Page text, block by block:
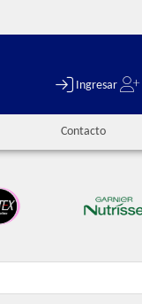
Ingresar
Contacto